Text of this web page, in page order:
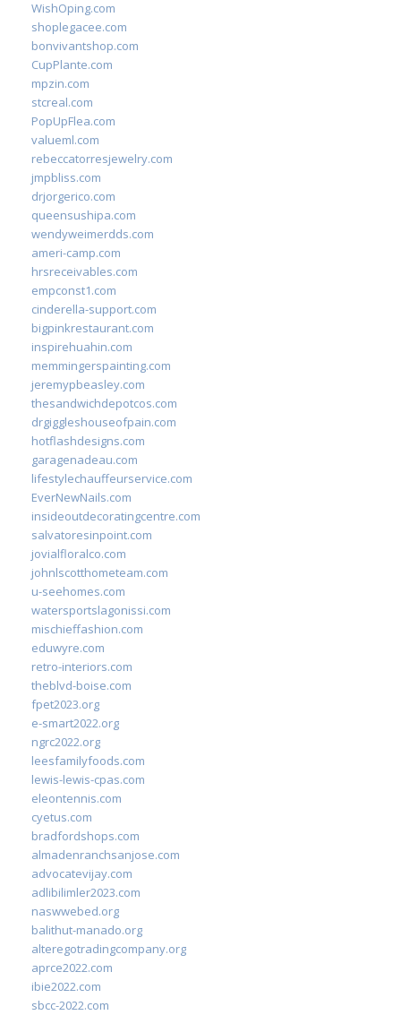
WishOping.com
shoplegacee.com
bonvivantshop.com
CupPlante.com
mpzin.com
stcreal.com
PopUpFlea.com
valueml.com
rebeccatorresjewelry.com
jmpbliss.com
drjorgerico.com
queensushipa.com
wendyweimerdds.com
ameri-camp.com
hrsreceivables.com
empconst1.com
cinderella-support.com
bigpinkrestaurant.com
inspirehuahin.com
memmingerspainting.com
jeremypbeasley.com
thesandwichdepotcos.com
drgiggleshouseofpain.com
hotflashdesigns.com
garagenadeau.com
lifestylechauffeurservice.com
EverNewNails.com
insideoutdecoratingcentre.com
salvatoresinpoint.com
jovialfloralco.com
johnlscotthometeam.com
u-seehomes.com
watersportslagonissi.com
mischieffashion.com
eduwyre.com
retro-interiors.com
theblvd-boise.com
fpet2023.org
e-smart2022.org
ngrc2022.org
leesfamilyfoods.com
lewis-lewis-cpas.com
eleontennis.com
cyetus.com
bradfordshops.com
almadenranchsanjose.com
advocatevijay.com
adlibilimler2023.com
naswwebed.org
balithut-manado.org
alteregotradingcompany.org
aprce2022.com
ibie2022.com
sbcc-2022.com